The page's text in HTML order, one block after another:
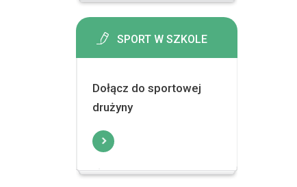
SPORT W SZKOLE
Dołącz do sportowej
drużyny